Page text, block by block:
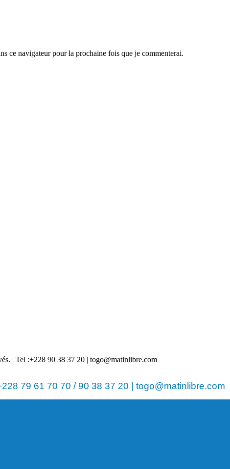
ce navigateur pour la prochaine fois que je commenterai.
| Tel :+228 90 38 37 20 | togo@matinlibre.com
79 61 70 70 / 90 38 37 20 | togo@matinlibre.com